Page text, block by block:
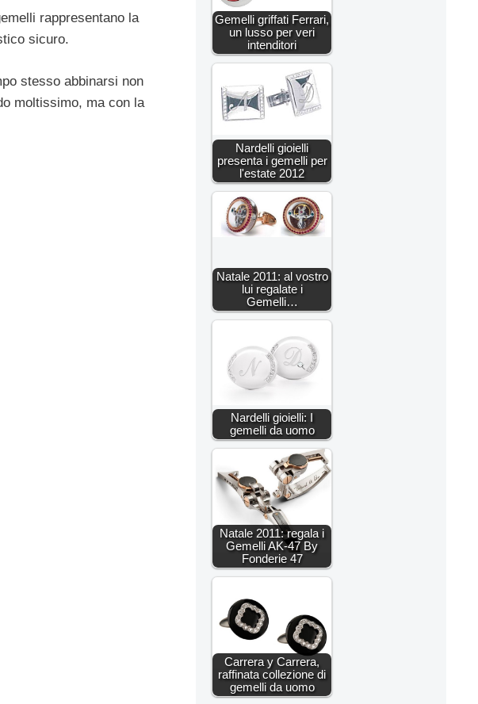
rappresentano la
sicuro.
stesso abbinarsi non
moltissimo, ma con la
Gemelli griffati Ferrari,
un lusso per veri
intenditori
Nardelli gioielli
presenta i gemelli per
l'estate 2012
Natale 2011: al vostro
lui regalate i
Gemelli…
Nardelli gioielli: I
gemelli da uomo
Natale 2011: regala i
Gemelli AK-47 By
Fonderie 47
Carrera y Carrera,
raffinata collezione di
gemelli da uomo